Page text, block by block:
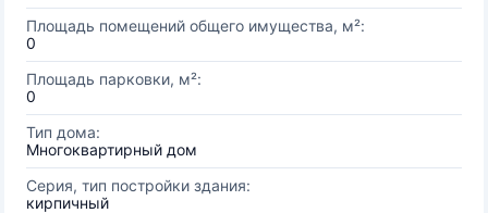
Площадь помещений общего имущества, м²:
0
Площадь парковки, м²:
0
Тип дома:
Многоквартирный дом
Серия, тип постройки здания:
кирпичный